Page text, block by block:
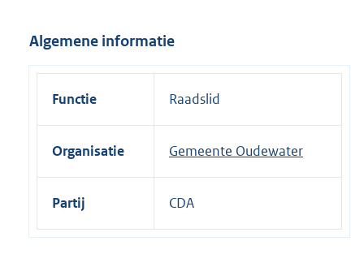
n
k
Algemene informatie
Functie Raadslid
Organisatie Gemeente Oudewater
Partij CDA